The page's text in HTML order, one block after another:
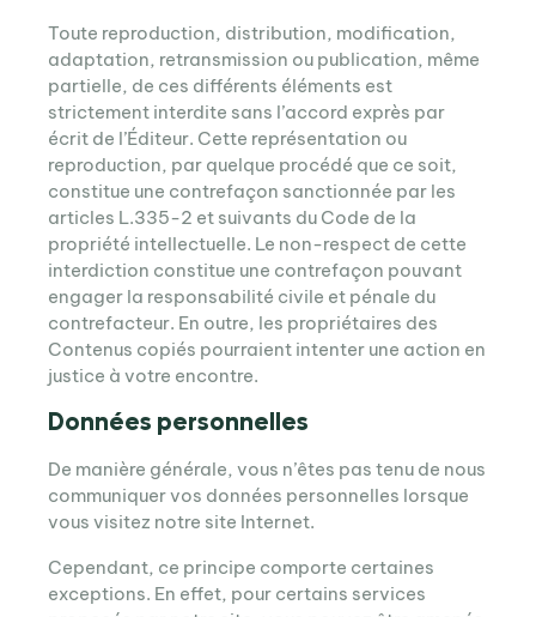
Toute reproduction, distribution, modification,
adaptation, retransmission ou publication, même
partielle, de ces différents éléments est
strictement interdite sans l’accord exprès par
écrit de l’Éditeur. Cette représentation ou
reproduction, par quelque procédé que ce soit,
constitue une contrefaçon sanctionnée par les
articles L.335-2 et suivants du Code de la
propriété intellectuelle. Le non-respect de cette
interdiction constitue une contrefaçon pouvant
engager la responsabilité civile et pénale du
contrefacteur. En outre, les propriétaires des
Contenus copiés pourraient intenter une action en
justice à votre encontre.
Données personnelles
De manière générale, vous n’êtes pas tenu de nous
communiquer vos données personnelles lorsque
vous visitez notre site Internet.
Cependant, ce principe comporte certaines
exceptions. En effet, pour certains services